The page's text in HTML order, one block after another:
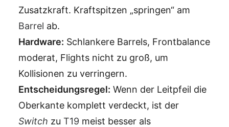
Zusatzkraft. Kraftspitzen „springen“ am
Barrel ab.
Hardware: Schlankere Barrels, Frontbalance
moderat, Flights nicht zu groß, um
Kollisionen zu verringern.
Entscheidungsregel: Wenn der Leitpfeil die
Oberkante komplett verdeckt, ist der
Switch zu T19 meist besser als